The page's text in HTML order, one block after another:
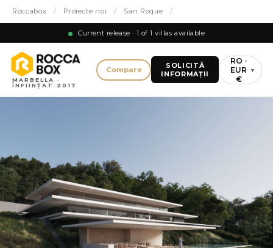
Roccabox / Proiecte noi / San Roque /
Current release · 1 of 1 villas available
MARBELLA ·
ÎNFIINȚAT 2017
Compare
SOLICITĂ
INFORMAȚII
RO ·
EUR
€
▾